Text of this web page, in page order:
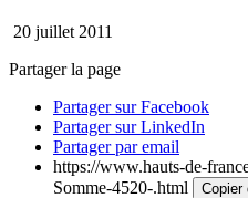
20 juillet 2011
Partager la page
Partager sur Facebook
Partager sur LinkedIn
Partager par email
https://www.hauts-de-
Somme-4520-.html
Copier